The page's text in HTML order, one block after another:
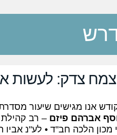
צדק: לעשות
אנו מגישים שיעור
אברהם פיזם – רב
מכון הלכה חב"ד • לע"נ